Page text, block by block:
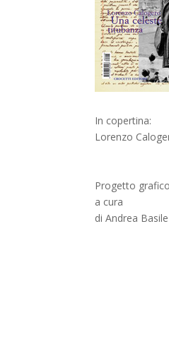
In copertina:
Lorenzo
Progetto grafico
a cura
di Andrea Basile